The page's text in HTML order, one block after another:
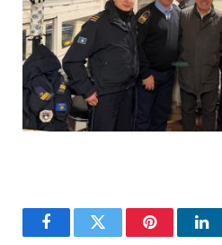
FacebookTwitter Pinterest